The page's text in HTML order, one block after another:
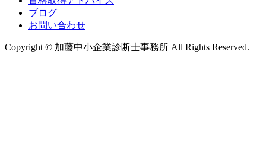
ブログ
お問い合わせ
Copyright © 加藤中小企業診断士事務所 All Rights Reserved.